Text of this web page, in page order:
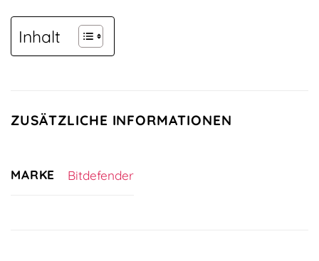
Inhalt
ZUSÄTZLICHE INFORMATIONEN
MARKE Bitdefender